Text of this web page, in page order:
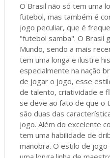
O Brasil não só tem uma
futebol, mas também é
jogo peculiar, que é
"futebol samba". O Brasil
Mundo, sendo a mais
tem uma longa e ilustre
especialmente na nação
de jogar o jogo, esse
de talento, criatividade e
se deve ao fato de que o
são duas das
jogo. Além do excelente
tem uma habilidade de
manobra. O estilo de